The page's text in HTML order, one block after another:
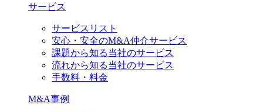
サービス
サービスリスト
安心・安全のM&A仲介サービス
課題から知る当社のサービス
流れから知る当社のサービス
手数料・料金
M&A事例